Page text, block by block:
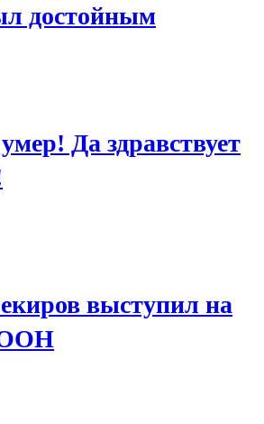
достойным
Да здравствует
выступил на
ООН